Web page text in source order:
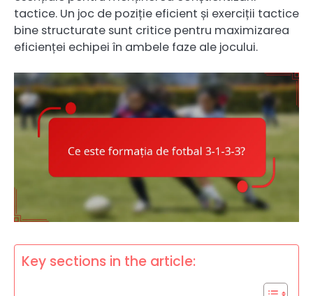
tactice. Un joc de poziție eficient și exerciții tactice
bine structurate sunt critice pentru maximizarea
eficienței echipei în ambele faze ale jocului.
Key sections in the article: